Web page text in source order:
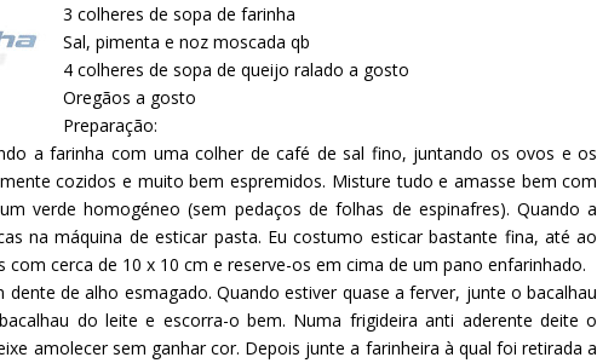
3 colheres de sopa de farinha
Sal, pimenta e noz moscada qb
4 colheres de sopa de queijo ralado a gosto
Oregãos a gosto
Preparação:
a farinha com uma colher de café de sal fino, juntando os ovos e os
cozidos e muito bem espremidos. Misture tudo e amasse bem com
verde homogéneo (sem pedaços de folhas de espinafres). Quando a
na máquina de esticar pasta. Eu costumo esticar bastante fina, até ao
cerca de 10 x 10 cm e reserve-os em cima de um pano enfarinhado.
de alho esmagado. Quando estiver quase a ferver, junte o bacalhau
do leite e escorra-o bem. Numa frigideira anti aderente deite o
amolecer sem ganhar cor. Depois junte a farinheira à qual foi retirada a